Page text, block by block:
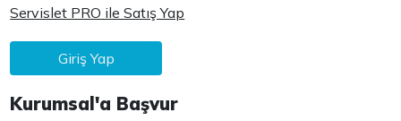
Servislet PRO ile Satış Yap
Giriş Yap
Kurumsal'a Başvur